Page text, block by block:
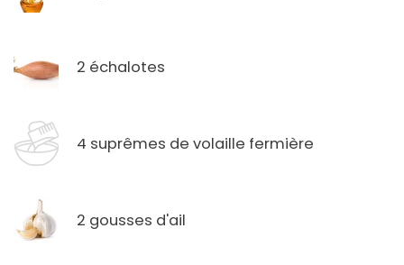
2 échalotes
4 suprêmes de volaille fermière
2 gousses d'ail